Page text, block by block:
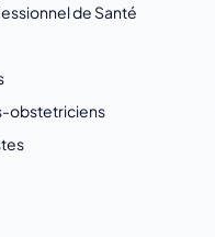
de Santé
obstetriciens